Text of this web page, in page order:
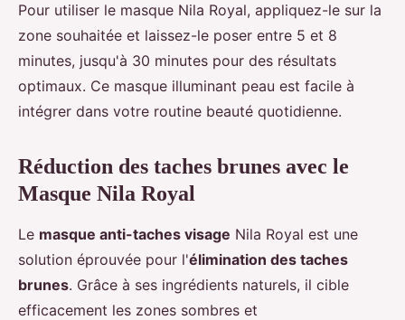
Pour utiliser le masque Nila Royal, appliquez-le sur la
zone souhaitée et laissez-le poser entre 5 et 8
minutes, jusqu'à 30 minutes pour des résultats
optimaux. Ce masque illuminant peau est facile à
intégrer dans votre routine beauté quotidienne.
Réduction des taches brunes avec le
Masque Nila Royal
Le masque anti-taches visage Nila Royal est une
solution éprouvée pour l'élimination des taches
brunes. Grâce à ses ingrédients naturels, il cible
efficacement les zones sombres et